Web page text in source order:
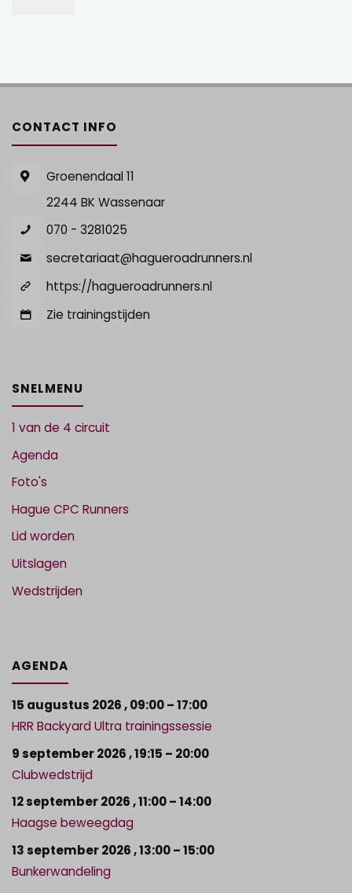
CONTACT INFO
Groenendaal 11
2244 BK Wassenaar
070 - 3281025
secretariaat@hagueroadrunners.nl
https://hagueroadrunners.nl
Zie trainingstijden
SNELMENU
1 van de 4 circuit
Agenda
Foto's
Hague CPC Runners
Lid worden
Uitslagen
Wedstrijden
AGENDA
15 augustus 2026,09:00– 17:00
HRR Backyard Ultra trainingssessie
9 september 2026,19:15 – 20:00
Clubwedstrijd
12 september 2026,11:00– 14:00
Haagse beweegdag
13 september 2026,13:00– 15:00
Bunkerwandeling